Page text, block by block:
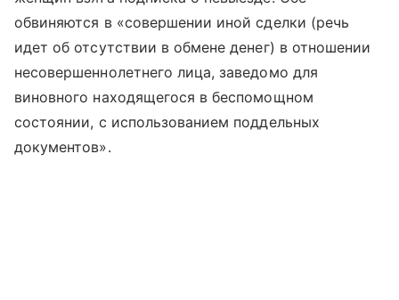
обвиняются в «совершении иной сделки (речь
идет об отсутствии в обмене денег) в отношении
несовершеннолетнего лица, заведомо для
виновного находящегося в беспомощном
состоянии, с использованием поддельных
документов».